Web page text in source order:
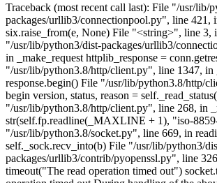
Traceback (most recent call last): File "/usr/lib/
packages/urllib3/connectionpool.py", line 421,
six.raise_from(e, None) File "<string>", line 3,
"/usr/lib/python3/dist-packages/urllib3/
in _make_request httplib_response =
"/usr/lib/python3.8/http/client.py", line 1347, in
response.begin() File "/usr/lib/python3.8/http/
begin version, status, reason =
"/usr/lib/python3.8/http/client.py", line 268, in
str(self.fp.readline(_MAXLINE + 1), "iso-
"/usr/lib/python3.8/socket.py", line 669, in
self._sock.recv_into(b) File "/usr/lib/python3/
packages/urllib3/contrib/pyopenssl.py", line
timeout("The read operation timed out")